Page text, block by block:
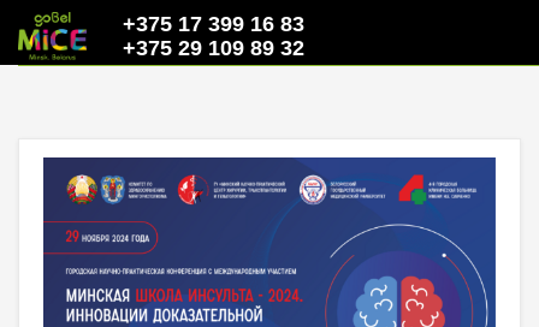
+375 17 399 16 83
+375 29 109 89 32